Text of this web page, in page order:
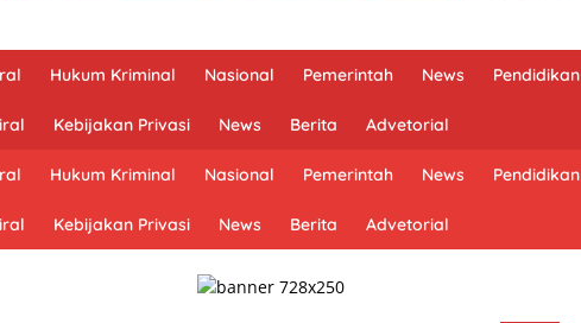
Hukum Kriminal Nasional Pemerintah News Pendidikan
Kebijakan Privasi News Berita Advetorial
Hukum Kriminal Nasional Pemerintah News Pendidikan
Kebijakan Privasi News Berita Advetorial